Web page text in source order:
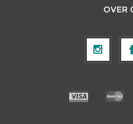
OVER